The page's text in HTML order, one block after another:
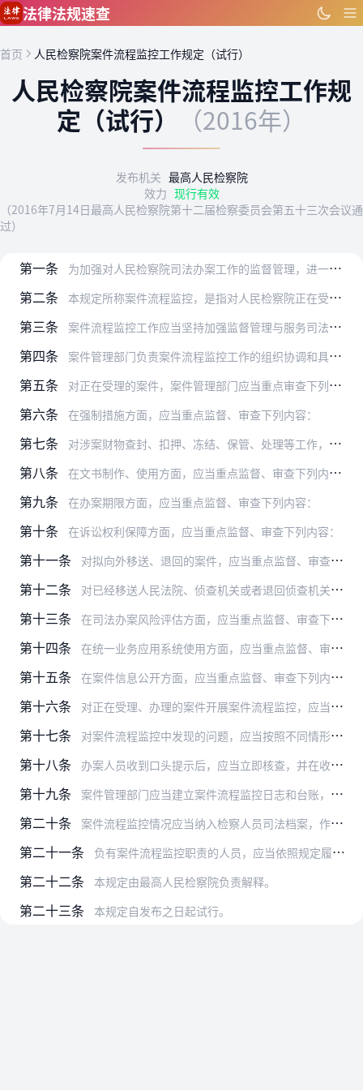
跳到主要内容
法律法规速查
首页 人民检察院案件流程监控工作规定（试行）
人民检察院案件流程监控工作规
定（试行）
（2016年）
发布机关 最高人民检察院
效力 现行有效
（2016年7月14日最高人民检察院第十二届检察委员会第五十三次会议通
过）
第一条 为加强对人民检察院司法办案工作的监督管理，进一步规范司法办案行为，促进公正、高效司法，根据有关法律规定，结合检察工作实际，制定本规定。
第二条 本规定所称案件流程监控，是指对人民检察院正在受理或者办理的案件（包括对控告、举报、申诉、国家赔偿申请材料的处理活动），依照法律规定和相关司法解释、规范性文件等，…
第三条 案件流程监控工作应当坚持加强监督管理与服务司法办案相结合、全程管理与重点监控相结合、人工管理与依托信息技术相结合的原则。
第四条 案件管理部门负责案件流程监控工作的组织协调和具体实施。
第五条 对正在受理的案件，案件管理部门应当重点审查下列内容：
第六条 在强制措施方面，应当重点监督、审查下列内容：
第七条 对涉案财物查封、扣押、冻结、保管、处理等工作，应当重点监督、审查下列内容：
第八条 在文书制作、使用方面，应当重点监督、审查下列内容：
第九条 在办案期限方面，应当重点监督、审查下列内容：
第十条 在诉讼权利保障方面，应当重点监督、审查下列内容：
第十一条 对拟向外移送、退回的案件，应当重点监督、审查下列内容：
第十二条 对已经移送人民法院、侦查机关或者退回侦查机关补充侦查的案件，应当重点监督、审查下列内容：
第十三条 在司法办案风险评估方面，应当重点监督、审查下列内容：
第十四条 在统一业务应用系统使用方面，应当重点监督、审查下列内容：
第十五条 在案件信息公开方面，应当重点监督、审查下列内容：
第十六条 对正在受理、办理的案件开展案件流程监控，应当通过下列方式了解情况、发现问题：
第十七条 对案件流程监控中发现的问题，应当按照不同情形作出处理：
第十八条 办案人员收到口头提示后，应当立即核查，并在收到口头提示后三个工作日以内，将核查、纠正情况回复案件管理部门。
第十九条 案件管理部门应当建立案件流程监控日志和台账，记录每日开展的案件流程监控工作情况、发现的问题、处理纠正结果等，及时向办案部门反馈，定期汇总分析、通报，提出改进工作…
第二十条 案件流程监控情况应当纳入检察人员司法档案，作为检察人员业绩评价等方面的重要依据。
第二十一条 负有案件流程监控职责的人员，应当依照规定履行工作职责，遵守工作纪律和有关保密规定，不得违规干预正常办案活动。因故意或者重大过失怠于或者不当履行流程监控职责，造成…
第二十二条 本规定由最高人民检察院负责解释。
第二十三条 本规定自发布之日起试行。